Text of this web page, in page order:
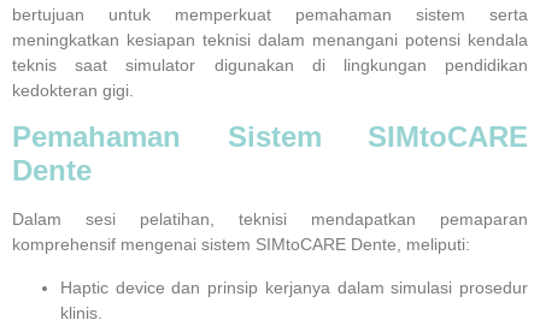
bertujuan untuk memperkuat pemahaman sistem serta
meningkatkan kesiapan teknisi dalam menangani potensi kendala
teknis saat simulator digunakan di lingkungan pendidikan
kedokteran gigi.
Pemahaman Sistem SIMtoCARE
Dente
Dalam sesi pelatihan, teknisi mendapatkan pemaparan
komprehensif mengenai sistem SIMtoCARE Dente, meliputi:
Haptic device dan prinsip kerjanya dalam simulasi prosedur
klinis.